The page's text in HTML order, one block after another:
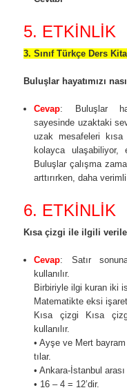
5. ETKİNLİK
3. Sınıf Türkçe Ders
Buluşlar hayatımızı
Cevap: Buluşlar
sayesinde uzaktaki
uzak mesafeleri kısa
kolayca ulaşabiliyor,
Buluşlar çalışma
arttırırken, daha verimli
6. ETKİNLİK
Kısa çizgi ile ilgili
Cevap: Satır
kullanılır.
Birbiriyle ilgi kuran iki
Matematikte eksi
Kısa çizgi Kısa
kullanılır.
• Ayşe ve Mert
tılar.
• Ankara-İstanbul
• 16 – 4 = 12’dir.